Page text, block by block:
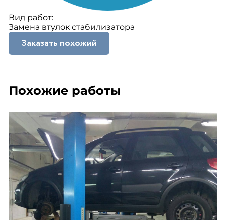
Вид работ:
Замена втулок стабилизатора
Заказать похожий
Похожие работы